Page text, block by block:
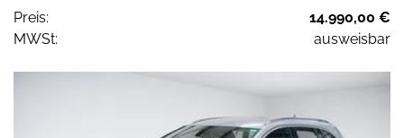
Preis:
14.990,00 €
MWSt:
ausweisbar